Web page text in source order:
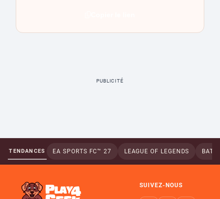
PUBLICITÉ
TENDANCES EA SPORTS FC™ 27 LEAGUE OF LEGENDS
SUIVEZ-NOUS